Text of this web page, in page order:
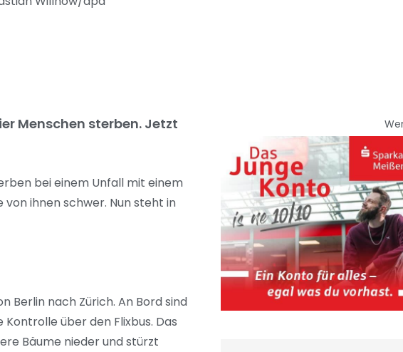
Menschen sterben. Jetzt
bei einem Unfall mit einem
ihnen schwer. Nun steht in
Berlin nach Zürich. An Bord sind
über den Flixbus. Das
Bäume nieder und stürzt